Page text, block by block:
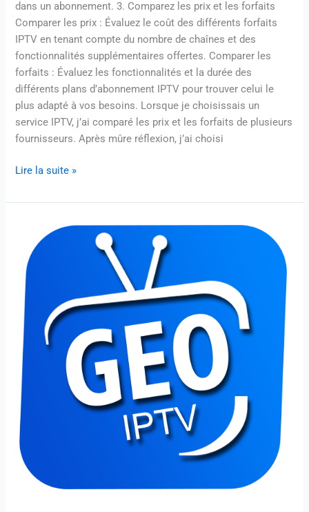
dans un abonnement. 3. Comparez les prix et les forfaits
Comparer les prix : Évaluez le coût des différents forfaits
IPTV en tenant compte du nombre de chaînes et des
fonctionnalités supplémentaires offertes. Comparer les
forfaits : Évaluez les fonctionnalités et la durée des
différents plans d’abonnement IPTV pour trouver celui le
plus adapté à vos besoins. Lorsque je choisissais un
service IPTV, j’ai comparé les prix et les forfaits de plusieurs
fournisseurs. Après mûre réflexion, j’ai choisi
Lire la suite »
Comment
choisir
meilleur
fournisseur
d’IPTV
français